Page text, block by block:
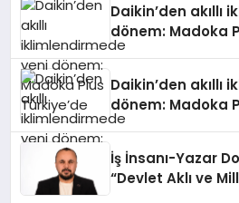
Daikin’den akıllı
dönem: Madoka
Daikin’den akıllı
dönem: Madoka
İş İnsanı-Yazar
“Devlet Aklı ve